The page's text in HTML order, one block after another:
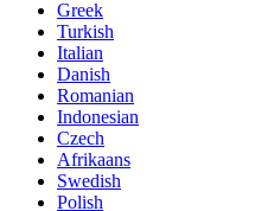
Greek
Turkish
Italian
Danish
Romanian
Indonesian
Czech
Afrikaans
Swedish
Polish